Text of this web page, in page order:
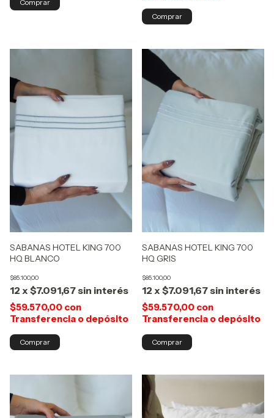
SABANAS HOTEL KING 700
HQ BLANCO
$85.100,00
12 x $7.091,67sin interés
$59.570,00 con
Transferencia o depósito
SABANAS HOTEL KING 700
HQ GRIS
$85.100,00
12 x $7.091,67sin interés
$59.570,00 con
Transferencia o depósito